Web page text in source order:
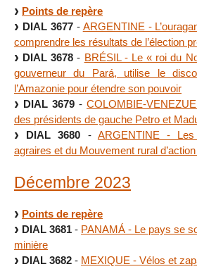
Points de repère
DIAL 3677- ARGENTINE -
comprendre les résultats de l’élection
DIAL 3678 - BRÉSIL - Le « roi du
gouverneur du Pará, utilise le
l’Amazonie pour étendre son pouvoir
DIAL 3679 - COLOMBIE-
des présidents de gauche Petro et
DIAL 3680 - ARGENTINE -
agraires et du Mouvement rural
Décembre 2023
Points de repère
DIAL 3681 - PANAMÁ - Le pays se
minière
DIAL 3682 - MEXIQUE - Vélos et